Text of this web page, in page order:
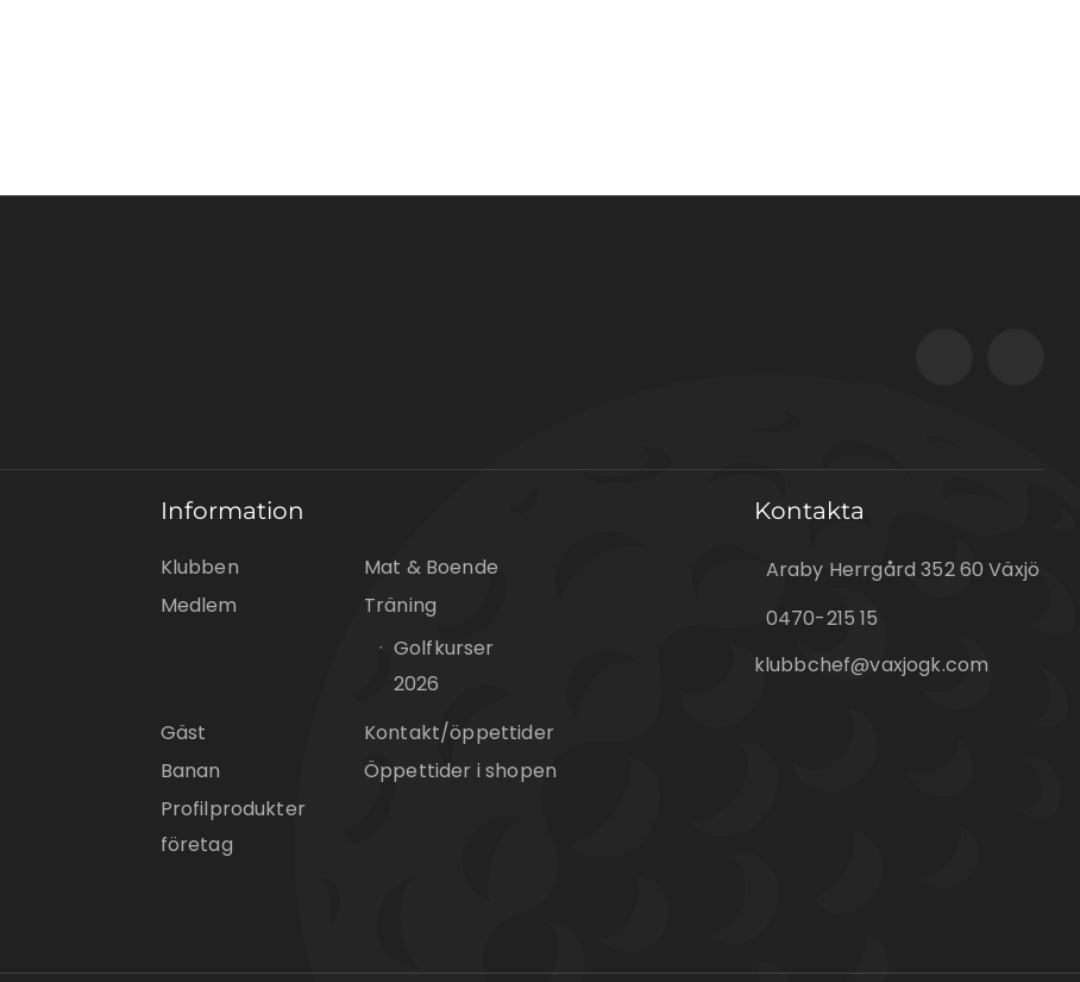
Information
Klubben
Mat & Boende
Medlem
Träning
Golfkurser
2026
Gäst
Kontakt/öppettider
Banan
Öppettider i shopen
Profilprodukter
företag
Kontakta
Araby Herrgård 352 60 Växjö
0470-215 15
klubbchef@vaxjogk.com